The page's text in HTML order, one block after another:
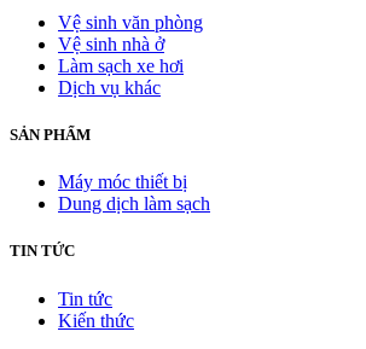
Vệ sinh văn phòng
Vệ sinh nhà ở
Làm sạch xe hơi
Dịch vụ khác
SẢN PHẨM
Máy móc thiết bị
Dung dịch làm sạch
TIN TỨC
Tin tức
Kiến thức